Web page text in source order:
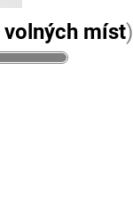
volných míst)